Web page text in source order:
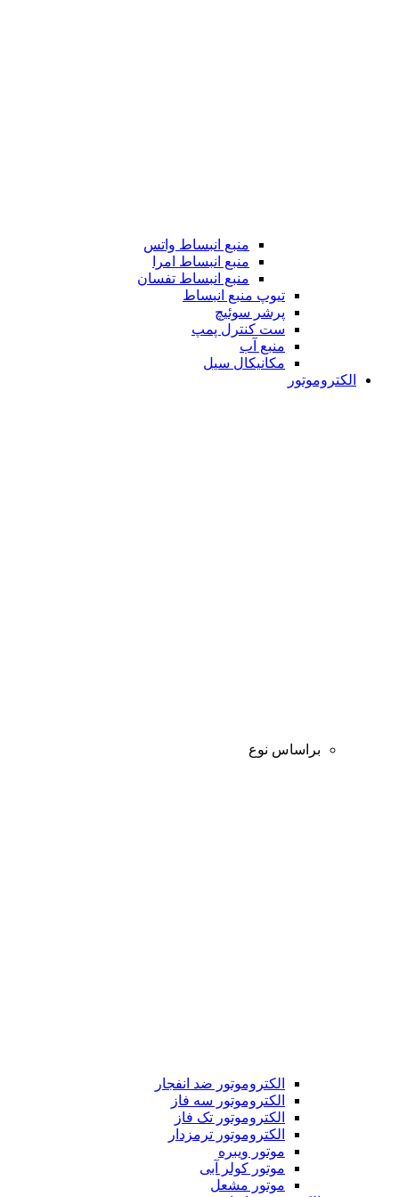
منبع انبساط واتس
منبع انبساط امرا
منبع انبساط تفسان
تیوپ منبع انبساط
پرشر سوئیچ
ست کنترل پمپ
منبع آب
مکانیکال سیل
الکتروموتور
براساس نوع
الکتروموتور ضد انفجار
الکتروموتور سه فاز
الکتروموتور تک فاز
الکتروموتور ترمزدار
موتور ویبره
موتور کولر آبی
موتور مشعل